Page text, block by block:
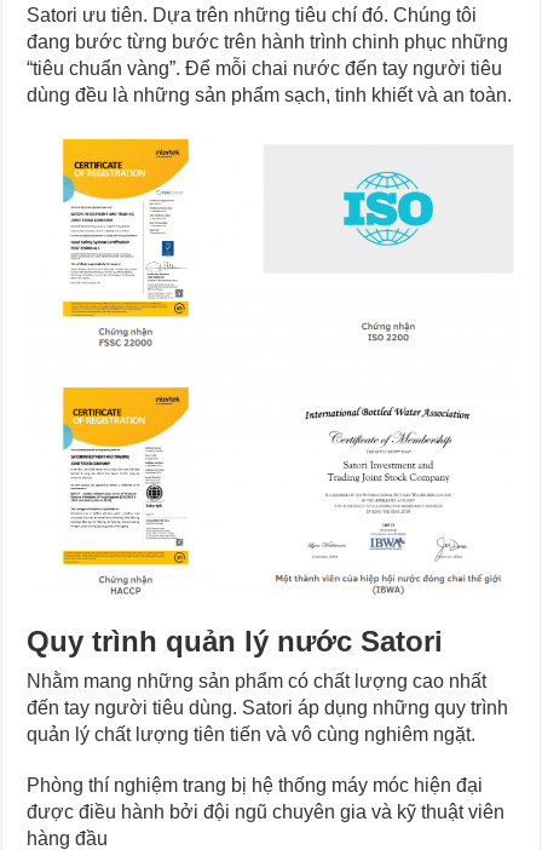
Satori ưu tiên. Dựa trên những tiêu chí đó. Chúng tôi
đang bước từng bước trên hành trình chinh phục những
“tiêu chuẩn vàng”. Để mỗi chai nước đến tay người tiêu
dùng đều là những sản phẩm sạch, tinh khiết và an toàn.
Quy trình quản lý nước Satori
Nhằm mang những sản phẩm có chất lượng cao nhất
đến tay người tiêu dùng. Satori áp dụng những quy trình
quản lý chất lượng tiên tiến và vô cùng nghiêm ngặt.
Phòng thí nghiệm trang bị hệ thống máy móc hiện đại
được điều hành bởi đội ngũ chuyên gia và kỹ thuật viên
hàng đầu